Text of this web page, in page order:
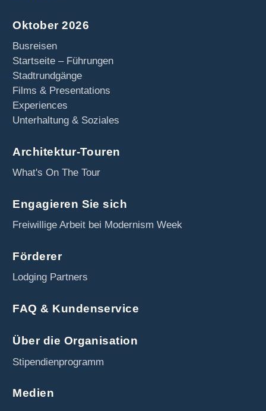
Oktober 2026
Busreisen
Startseite – Führungen
Stadtrundgänge
Films & Presentations
Experiences
Unterhaltung & Soziales
Architektur-Touren
What's On The Tour
Engagieren Sie sich
Freiwillige Arbeit bei Modernism Week
Förderer
Lodging Partners
FAQ & Kundenservice
Über die Organisation
Stipendienprogramm
Medien